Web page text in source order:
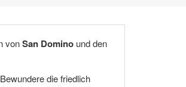
vonSan Domino und den
die friedlich